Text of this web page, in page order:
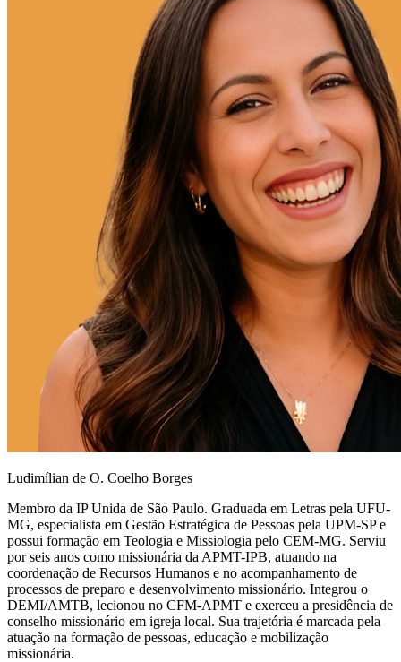
Ludimílian de O. Coelho Borges
Membro da IP Unida de São Paulo. Graduada em Letras pela UFU-
MG, especialista em Gestão Estratégica de Pessoas pela UPM-SP e
possui formação em Teologia e Missiologia pelo CEM-MG. Serviu
por seis anos como missionária da APMT-IPB, atuando na
coordenação de Recursos Humanos e no acompanhamento de
processos de preparo e desenvolvimento missionário. Integrou o
DEMI/AMTB, lecionou no CFM-APMT e exerceu a presidência de
conselho missionário em igreja local. Sua trajetória é marcada pela
atuação na formação de pessoas, educação e mobilização
missionária.